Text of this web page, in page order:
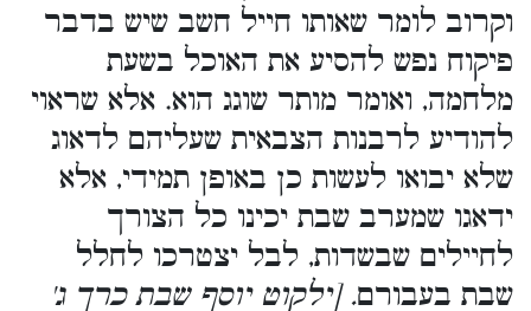
וקרוב לומר שאותו חייל חשב שיש בדבר
פיקוח נפש להסיע את האוכל בשעת
מלחמה, ואומר מותר שוגג הוא. אלא שראוי
להודיע לרבנות הצבאית שעליהם לדאוג
שלא יבואו לעשות כן באופן תמידי, אלא
ידאגו שמערב שבת יכינו כל הצורך
לחיילים שבשדות, לבל יצטרכו לחלל
שבת בעבורם. [ילקוט יוסף שבת כרך ג'